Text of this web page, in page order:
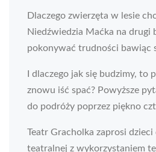
Dlaczego zwierzęta w lesie
Niedźwiedzia Maćka na drugi
pokonywać trudności bawiąc
I dlaczego jak się budzimy, to
znowu iść spać? Powyższe
do podróży poprzez piękno
Teatr Gracholka zaprosi
teatralnej z wykorzystaniem